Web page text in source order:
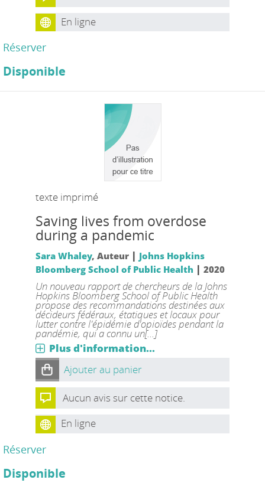
En ligne
Réserver
Disponible
texte imprimé
Saving lives from overdose
during a pandemic
Sara Whaley, Auteur | Johns Hopkins
Bloomberg School of Public Health | 2020
Un nouveau rapport de chercheurs de la Johns
Hopkins Bloomberg School of Public Health
propose des recommandations destinées aux
décideurs fédéraux, étatiques et locaux pour
lutter contre l'épidémie d'opioïdes pendant la
pandémie, qui a connu un[...]
Plus d'information...
Ajouter au panier
Aucun avis sur cette notice.
En ligne
Réserver
Disponible